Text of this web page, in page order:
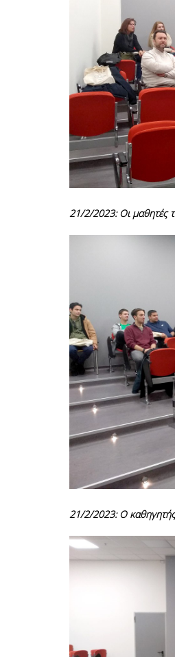
21/2/2023: Οι μαθητές
21/2/2023: Ο